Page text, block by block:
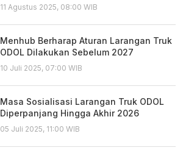
11 Agustus 2025, 08:00 WIB
Menhub Berharap Aturan Larangan Truk
ODOL Dilakukan Sebelum 2027
10 Juli 2025, 07:00 WIB
Masa Sosialisasi Larangan Truk ODOL
Diperpanjang Hingga Akhir 2026
05 Juli 2025, 11:00 WIB